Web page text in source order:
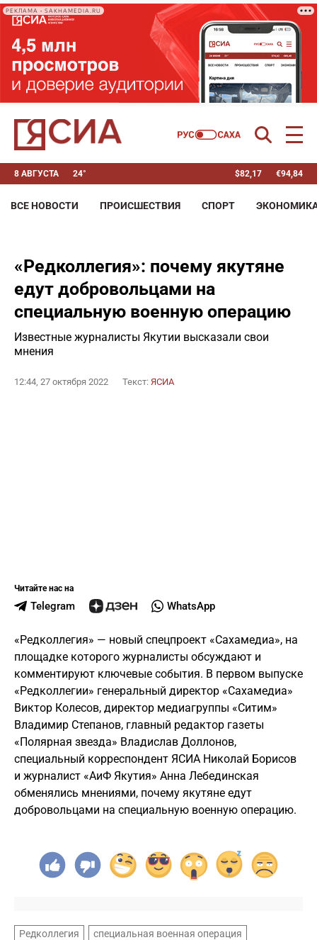
РЕКЛАМА • SAKHAMEDIA.RU
8 АВГУСТА 24° $82,17 €94,84
ВСЕ НОВОСТИ ПРОИСШЕСТВИЯ СПОРТ
«Редколлегия»: почему якутяне
едут добровольцами на
специальную военную операцию
Известные журналисты Якутии высказали свои
мнения
12:44, 27 октября 2022 Текст: ЯСИА
Читайте нас на
Telegram WhatsApp
«Редколлегия» — новый спецпроект «Сахамедиа», на
площадке которого журналисты обсуждают и
комментируют ключевые события. В первом выпуске
«Редколлегии» генеральный директор «Сахамедиа»
Виктор Колесов, директор медиагруппы «Ситим»
Владимир Степанов, главный редактор газеты
«Полярная звезда» Владислав Доллонов,
специальный корреспондент ЯСИА Николай Борисов
и журналист «АиФ Якутия» Анна Лебединская
обменялись мнениями, почему якутяне едут
добровольцами на специальную военную операцию.
Редколлегия специальная военная операция